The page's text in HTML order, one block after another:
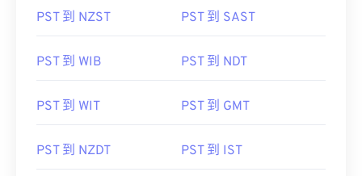
PST 到 NZST PST 到 SAST
PST 到 WIB PST 到 NDT
PST 到 WIT PST 到 GMT
PST 到 NZDT PST 到 IST